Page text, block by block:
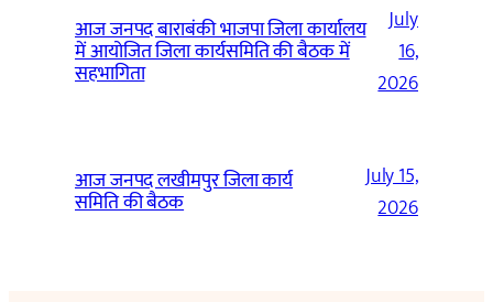
आज जनपद बाराबंकी भाजपा जिला कार्यालय
में आयोजित जिला कार्यसमिति की बैठक में
सहभागिता
July
16,
2026
आज जनपद लखीमपुर जिला कार्य
समिति की बैठक
July 15,
2026